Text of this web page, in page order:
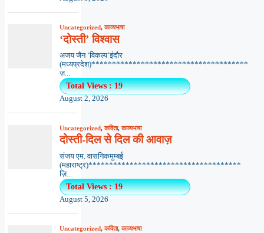
Uncategorized,काव्यभाषा
‘दोस्ती’ विश्वास
अजय जैन ‘विकल्प’इंदौर
(मध्यप्रदेश)**************************************
ज़...
Total Views : 19
August 2, 2026
Uncategorized,कविता,काव्यभाषा
दोस्ती-दिल से दिल की आवाज़
संजय एम. वासनिकमुम्बई
(महाराष्ट्र)*************************************
ज़ि...
Total Views : 19
August 5, 2026
Uncategorized,कविता,काव्यभाषा